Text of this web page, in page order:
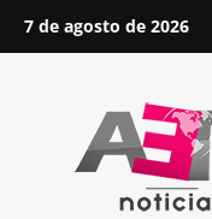
Saltar7 de agosto de 2026